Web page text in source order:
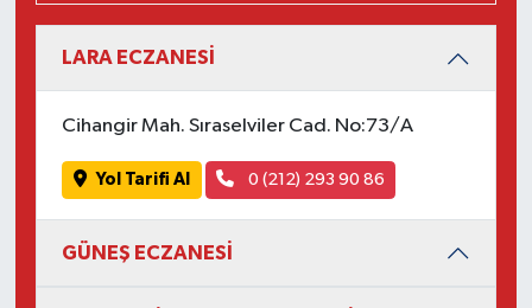
LARA ECZANESİ
Cihangir Mah. Sıraselviler Cad. No:73/A
Yol Tarifi Al 0 (212) 293 90 86
GÜNEŞ ECZANESİ